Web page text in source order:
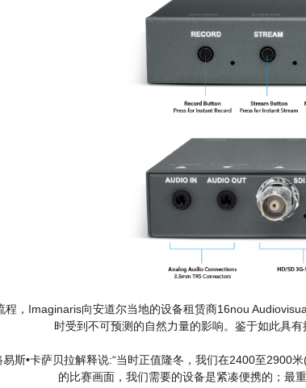
程，Imaginaris向安道尔当地的设备租赁商16nou
时受到不可预测的自然力量的影响。鉴于如此具
斯•卡萨贝拉解释说:“当时正值隆冬，我们在2400至2900
的比赛画面，我们需要的设备是紧凑便携的；最